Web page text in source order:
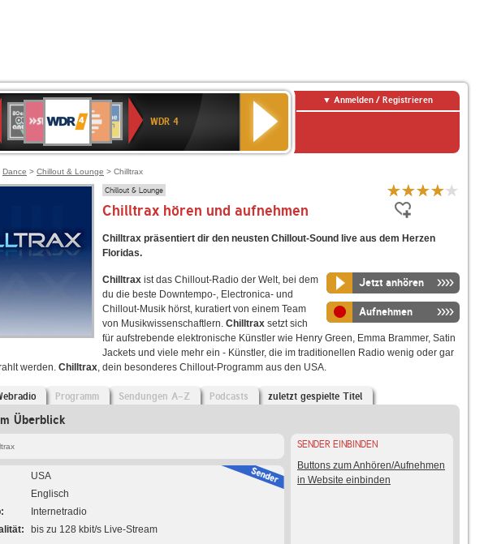
Deutschlandfunk
80er
90er
OLDIE
ANTENNE
4
Deutschlandfunk
Kultur
ANTENNE
BAYERN
2Baden-
Württemberg
WDR 4
Anmelden / Registrieren
Dance > Chillout & Lounge > Chilltrax
Chillout & Lounge
Chilltrax hören und aufnehmen
Chilltrax präsentiert dir den neusten Chillout-Sound live aus dem Herzen
Floridas.
Jetzt anhören
Aufnehmen
Chilltrax ist das Chillout-Radio der Welt, bei dem
du die beste Downtempo-, Electronica- und
Chillout-Musik hörst, kuratiert von einem Team
von Musikwissenschaftlern. Chilltrax setzt sich
für aufstrebende elektronische Künstler wie Henry Green, Emma Brammer, Satin
Jackets und viele mehr ein - Künstler, die im traditionellen Radio wenig oder gar
werden. Chilltrax, dein besonderes Chillout-Programm aus den USA.
Programm Sendungen A-Z Podcasts zuletzt gespielte Titel
Überblick
USA
Englisch
Internetradio
bis zu 128 kbit/s Live-Stream
SENDER EINBINDEN
Buttons zum Anhören/Aufnehmen
in Website einbinden